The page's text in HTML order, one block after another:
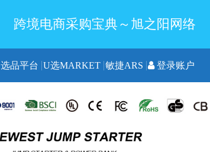
跨境电商采购宝典～旭之阳网络
选品平台 U选MARKET 敏捷ARS 登录账户